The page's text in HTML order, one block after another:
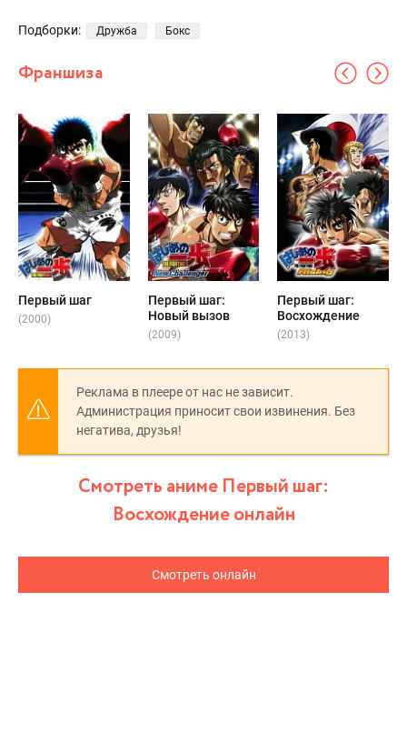
Подборки: Дружба Бокс
Франшиза
Первый шаг
(2000)
Первый шаг:
Новый вызов
(2009)
Первый шаг:
Восхождение
(2013)
Реклама в плеере от нас не зависит.
Администрация приносит свои извинения. Без
негатива, друзья!
Смотреть аниме Первый шаг:
Восхождение онлайн
Смотреть онлайн